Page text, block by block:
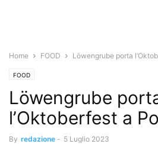
Home FOOD Löwengrube porta
FOOD
Löwengrube
l’Oktoberfest a
By redazione - 5 Luglio 2023